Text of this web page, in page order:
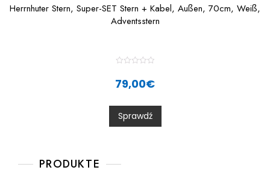
Herrnhuter Stern, Super-SET Stern + Kabel, Außen, 70cm, Weiß,
Adventsstern
t
0
o
u
t
79,00€
Sprawdź
PRODUKTE